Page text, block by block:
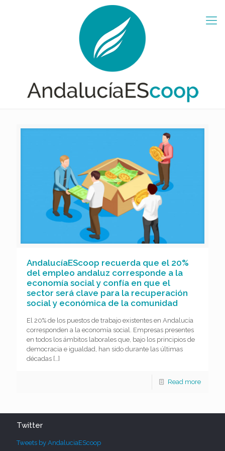
AndalucíaEScoop recuerda que el 20%
del empleo andaluz corresponde a la
economía social y confía en que el
sector será clave para la recuperación
social y económica de la comunidad
El 20% de los puestos de trabajo existentes en Andalucía
corresponden a la economía social. Empresas presentes
en todos los ámbitos laborales que, bajo los principios de
democracia e igualdad, han sido durante las últimas
décadas […]
Read more
Twitter
Tweets by AndaluciaEScoop